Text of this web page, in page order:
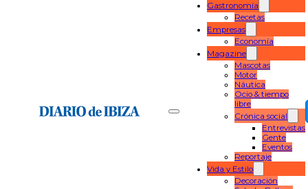
Gastronomía
Recetas
Empresas
Economía
Magazine
Mascotas
Motor
Náutica
Ocio & tiempo
libre
Crónica social
Entrevistas
Gente
Eventos
Reportaje
Vida y Estilo
Decoración